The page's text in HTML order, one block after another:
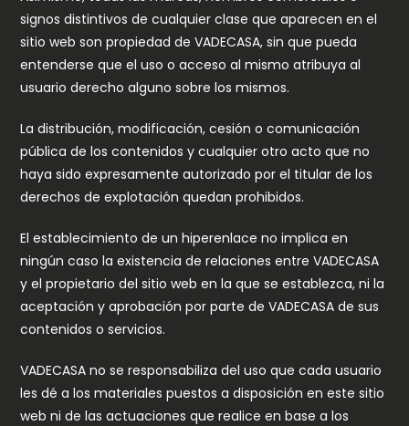
signos distintivos de cualquier clase que aparecen en el
sitio web son propiedad de VADECASA, sin que pueda
entenderse que el uso o acceso al mismo atribuya al
usuario derecho alguno sobre los mismos.
La distribución, modificación, cesión o comunicación
pública de los contenidos y cualquier otro acto que no
haya sido expresamente autorizado por el titular de los
derechos de explotación quedan prohibidos.
El establecimiento de un hiperenlace no implica en
ningún caso la existencia de relaciones entre VADECASA
y el propietario del sitio web en la que se establezca, ni la
aceptación y aprobación por parte de VADECASA de sus
contenidos o servicios.
VADECASA no se responsabiliza del uso que cada usuario
les dé a los materiales puestos a disposición en este sitio
web ni de las actuaciones que realice en base a los